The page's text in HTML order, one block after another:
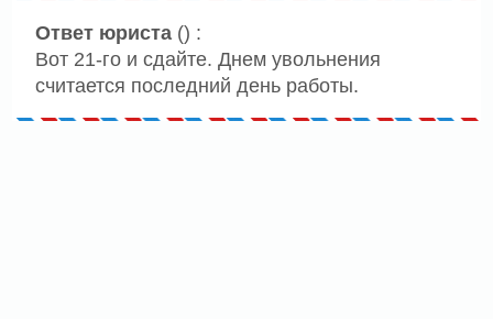
Ответ юриста() :
Вот 21-го и сдайте. Днем увольнения
считается последний день работы.